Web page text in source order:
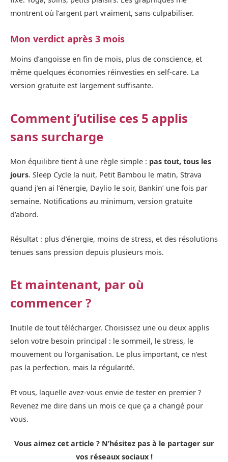
montrent où l’argent part vraiment, sans culpabiliser.
Mon verdict après 3 mois
Moins d’angoisse en fin de mois, plus de conscience, et
même quelques économies réinvesties en self‑care. La
version gratuite est largement suffisante.
Comment j’utilise ces 5 applis
sans surcharge
Mon équilibre tient à une règle simple : pas tout, tous les
jours. Sleep Cycle la nuit, Petit Bambou le matin, Strava
quand j’en ai l’énergie, Daylio le soir, Bankin’ une fois par
semaine. Notifications au minimum, version gratuite
d’abord.
Résultat : plus d’énergie, moins de stress, et des résolutions
tenues sans pression depuis plusieurs mois.
Et maintenant, par où
commencer ?
Inutile de tout télécharger. Choisissez une ou deux applis
selon votre besoin principal : le sommeil, le stress, le
mouvement ou l’organisation. Le plus important, ce n’est
pas la perfection, mais la régularité.
Et vous, laquelle avez-vous envie de tester en premier ?
Revenez me dire dans un mois ce que ça a changé pour
vous.
Vous aimez cet article ? N’hésitez pas à le partager sur
vos réseaux sociaux !